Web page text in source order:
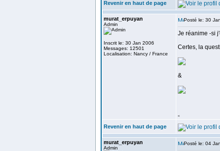
Revenir en haut de page
murat_erpuyan
Admin
Inscrit le: 30 Jan 2006
Messages: 12501
Localisation: Nancy / France
Posté le: 30
Je réanime -si
Certes, la
&
<
Revenir en haut de page
murat_erpuyan
Admin
Posté le: 04